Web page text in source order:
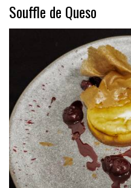
Souffle de Queso